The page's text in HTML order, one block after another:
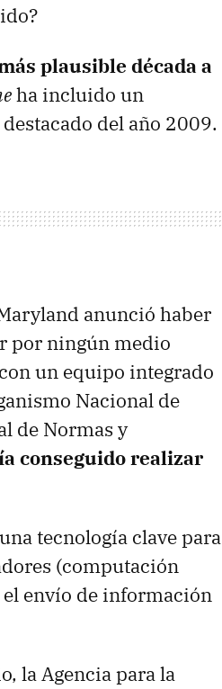
plausible década a
ha incluido un
del año 2009.
anunció haber
por ningún medio
un equipo integrado
Nacional de
de Normas y
conseguido realizar
tecnología clave para
(computación
envío de información
la Agencia para la